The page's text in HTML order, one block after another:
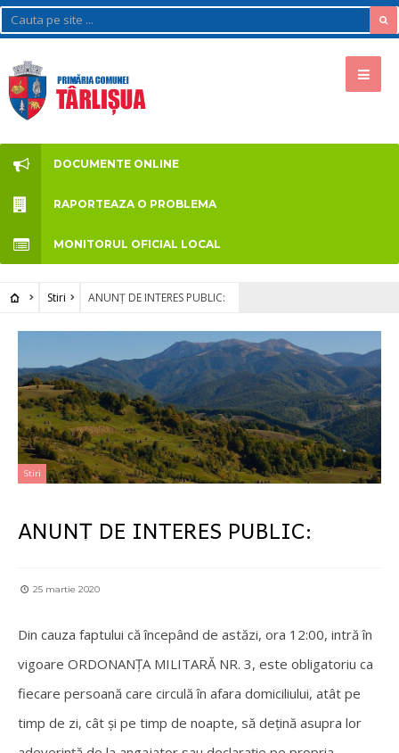
DOCUMENTE ONLINE
RAPORTEAZA O PROBLEMA
MONITORUL OFICIAL LOCAL
Stiri ANUNȚ DE INTERES PUBLIC:
Stiri
ANUNȚ DE INTERES PUBLIC:
25 martie 2020
Din cauza faptului că începând de astăzi, ora 12:00, intră în
vigoare ORDONANȚA MILITARĂ NR. 3, este obligatoriu ca
fiecare persoană care circulă în afara domiciliului, atât pe
timp de zi, cât și pe timp de noapte, să dețină asupra lor